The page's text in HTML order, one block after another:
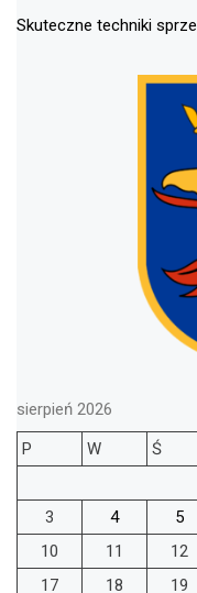
Skuteczne techniki
sierpień 2026
P
W Ś
3
4 5
10
11 12
17
18 19